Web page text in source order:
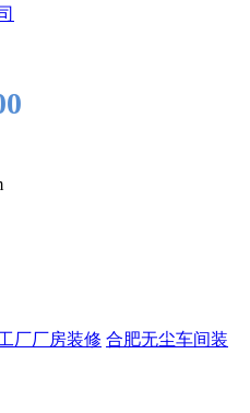
厂厂房装修 合肥无尘车间装